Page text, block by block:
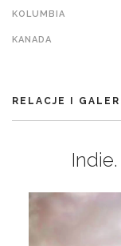
KOLUMBIA
KANADA
RELACJE I